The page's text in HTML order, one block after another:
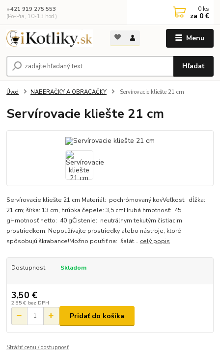
Menu
Hľadať
+421 919 275 553
(Po-Pia, 10-13 hod.)
0 ks
za 0 €
Úvod NABERAČKY A OBRACAČKY Servírovacie kliešte 21 cm
Servírovacie kliešte 21 cm
Servírovacie kliešte 21 cm Materiál: pochrómovaný kovVeľkosť: dĺžka:
21 cm; šírka: 13 cm, hrúbka čepele: 3,5 cmHrubá hmotnosť: 45
gHmotnosť netto: 40 gČistenie: neutrálnym tekutým čistiacim
prostriedkom. Nepoužívajte prostriedky alebo nástroje, ktoré
spôsobujú škrabance!Možno použiť na: šalát... celý popis
Dostupnosť Skladom
3,50 €
2,85 € bez DPH
Pridať do košíka
Strážiť cenu / dostupnosť